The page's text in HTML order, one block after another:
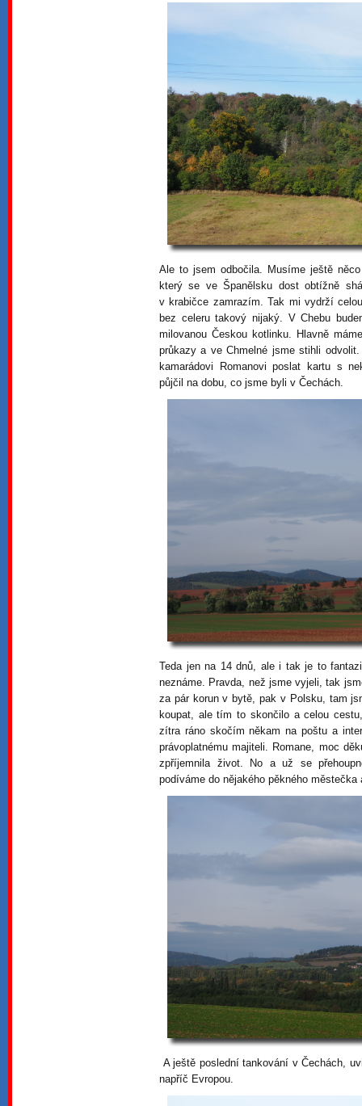
Ale to jsem odbočila. Musíme ještě
který se ve Španělsku dost obtížně
v krabičce zamrazím. Tak mi vydrží
bez celeru takový nijaký. V Chebu
milovanou Českou kotlinku. Hlavně
průkazy a ve Chmelné jsme stihli
kamarádovi Romanovi poslat kartu s
půjčil na dobu, co jsme byli v Čechách.
Teda jen na 14 dnů, ale i tak je to
neznáme. Pravda, než jsme vyjeli, tak
za pár korun v bytě, pak v Polsku, tam
koupat, ale tím to skončilo a celou
zítra ráno skočím někam na poštu a
právoplatnému majiteli. Romane, moc
zpříjemnila život. No a už se
podíváme do nějakého pěkného
A ještě poslední tankování v Čechách,
napříč Evropou.